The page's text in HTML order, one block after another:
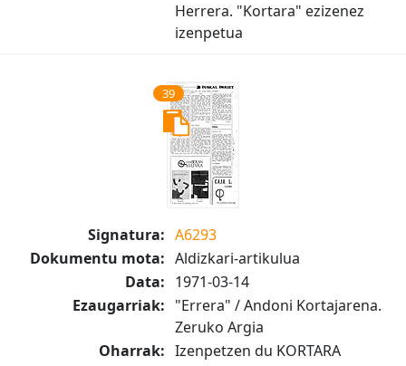
Herrera. "Kortara" ezizenez
izenpetua
39
Signatura: A6293
Dokumentu mota: Aldizkari-artikulua
Data: 1971-03-14
Ezaugarriak: "Errera" / Andoni Kortajarena.
Zeruko Argia
Oharrak: Izenpetzen du KORTARA